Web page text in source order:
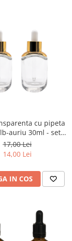
cu pipeta
auriu 30ml - set 2
buc
17,00 Lei
14,00 Lei
IN COS